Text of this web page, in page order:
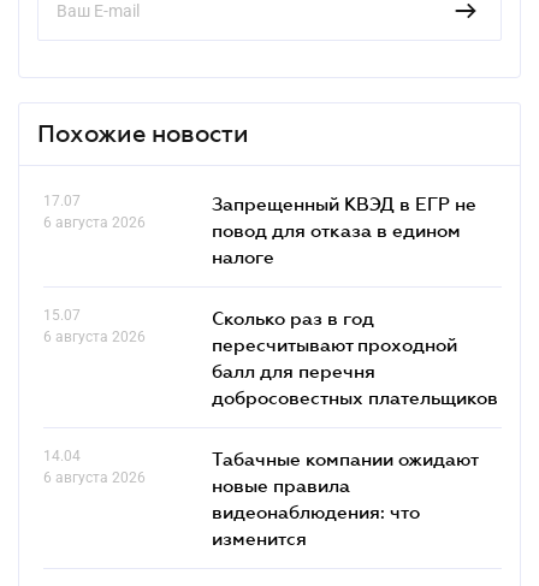
Похожие новости
17.07
6 августа 2026
Запрещенный КВЭД в ЕГР не
повод для отказа в едином
налоге
15.07
6 августа 2026
Сколько раз в год
пересчитывают проходной
балл для перечня
добросовестных плательщиков
14.04
6 августа 2026
Табачные компании ожидают
новые правила
видеонаблюдения: что
изменится